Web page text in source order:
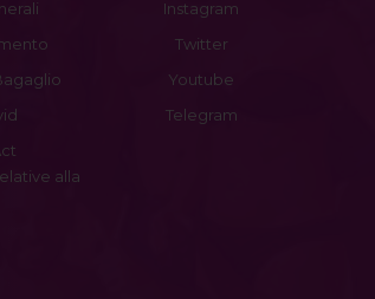
alla
Instagram
Twitter
Youtube
Telegram